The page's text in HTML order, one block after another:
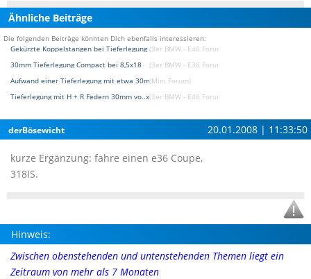
Ähnliche Beiträge
Die folgenden Beiträge könnten Dich ebenfalls interessieren:
Gekürzte Koppelstangen bei Tieferlegung ?(3er BMW - E46 Forum)
30mm Tieferlegung Compact bei 8,5x18
(3er BMW - E36 Forum)
Aufwand einer Tieferlegung mit etwa 30mm Federn
(Mini Forum)
Tieferlegung mit H + R Federn 30mm vo..x 20mm hi.(3er BMW - E46 Forum)
derBösewicht 20.01.2008 | 11:33:50
kurze Ergänzung: fahre einen e36 Coupe,
318IS.
Hinweis:
Zwischen obenstehenden und untenstehenden Themen liegt ein
Zeitraum von mehr als 7 Monaten